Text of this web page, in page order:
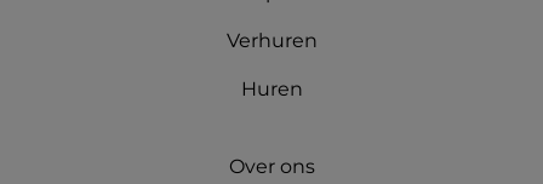
Verhuren
Huren
Over ons